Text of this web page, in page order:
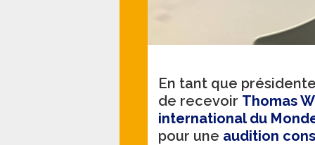
En tant que
de recevoir Thomas
international du
pour une audition